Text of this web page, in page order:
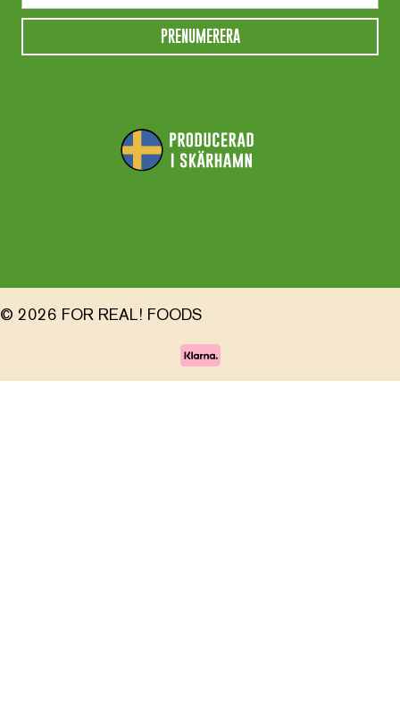
PRENUMERERA
© 2026 FOR REAL! FOODS